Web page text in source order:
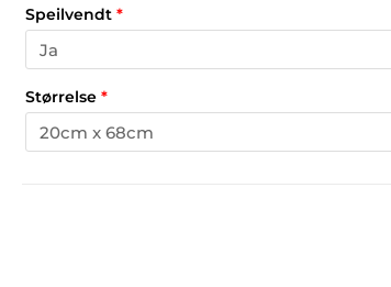
Speilvendt *
Størrelse *